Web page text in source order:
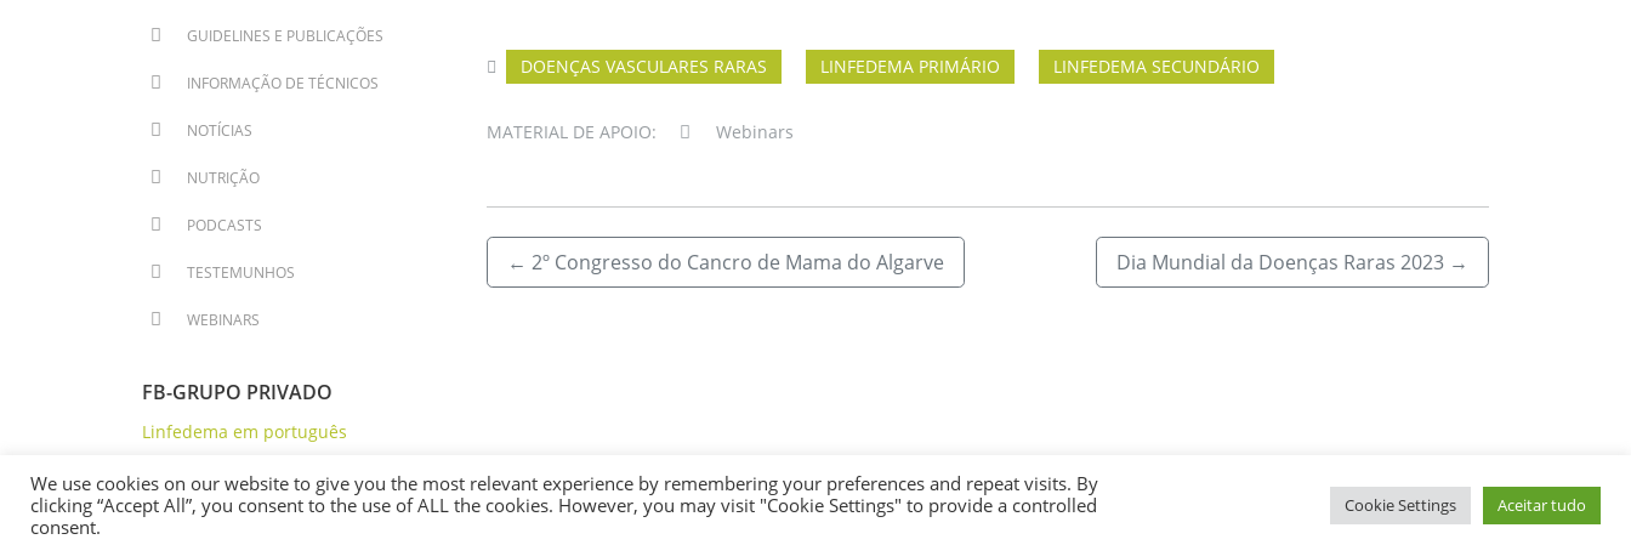
DOENÇAS VASCULARES RARAS LINFEDEMA PRIMÁRIO LINFEDEMA SECUNDÁRIO
MATERIAL DE APOIO: Webinars
← 2º Congresso do Cancro de Mama do Algarve Dia Mundial da Doenças Raras 2023 →
GUIDELINES E PUBLICAÇÕES
INFORMAÇÃO DE TÉCNICOS
NOTÍCIAS
NUTRIÇÃO
PODCASTS
TESTEMUNHOS
WEBINARS
FB-GRUPO PRIVADO
Linfedema em português
© 2026 andLINFA - Todos os Direitos Reservados. Tailored byUI Solve
We use cookies on our website to give you the most relevant experience by remembering your preferences and repeat visits. By
clicking “Accept All”, you consent to the use of ALL the cookies. However, you may visit "Cookie Settings" to provide a controlled
consent.
Cookie Settings Aceitar tudo